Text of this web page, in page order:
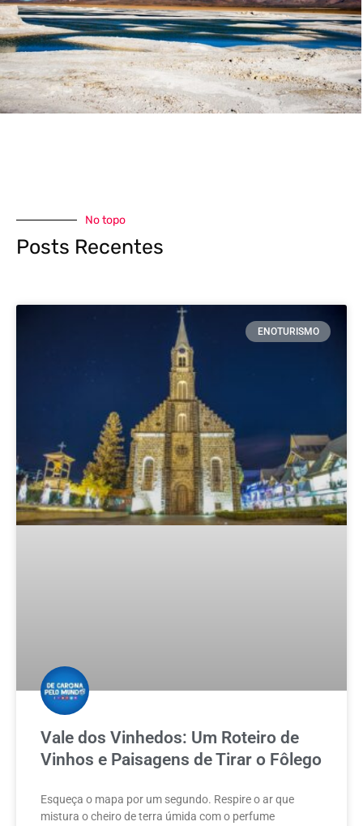
No topo
Posts Recentes
ENOTURISMO
Vale dos Vinhedos: Um Roteiro de
Vinhos e Paisagens de Tirar o Fôlego
Esqueça o mapa por um segundo. Respire o ar que
mistura o cheiro de terra úmida com o perfume